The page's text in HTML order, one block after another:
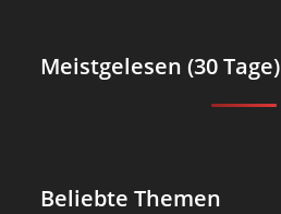
Meistgelesen (30 Tage)
Beliebte Themen